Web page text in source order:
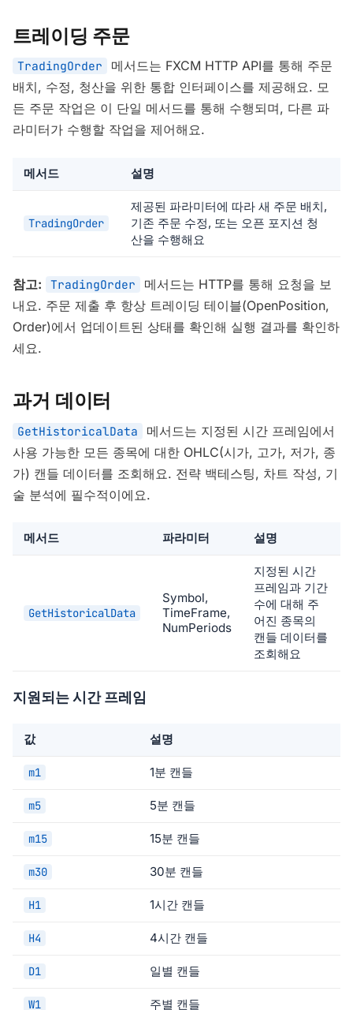
트레이딩 주문
TradingOrder
메서드는 FXCM HTTP API를 통해 주문
배치, 수정, 청산을 위한 통합 인터페이스를 제공해요. 모
든 주문 작업은 이 단일 메서드를 통해 수행되며, 다른 파
라미터가 수행할 작업을 제어해요.
메서드 설명
TradingOrder
제공된 파라미터에 따라 새 주문 배치,
기존 주문 수정, 또는 오픈 포지션 청
산을 수행해요
참고: TradingOrder
메서드는 HTTP를 통해 요청을 보
내요. 주문 제출 후 항상 트레이딩 테이블(OpenPosition,
Order)에서 업데이트된 상태를 확인해 실행 결과를 확인하
세요.
과거 데이터
GetHistoricalData
메서드는 지정된 시간 프레임에서
사용 가능한 모든 종목에 대한 OHLC(시가, 고가, 저가, 종
가) 캔들 데이터를 조회해요. 전략 백테스팅, 차트 작성, 기
술 분석에 필수적이에요.
메서드 파라미터 설명
GetHistoricalData
Symbol,
TimeFrame,
NumPeriods
지정된 시간
프레임과 기간
수에 대해 주
어진 종목의
캔들 데이터를
조회해요
지원되는 시간 프레임
값 설명
m1 1분 캔들
m5 5분 캔들
m15 15분 캔들
m30 30분 캔들
H1 1시간 캔들
H4 4시간 캔들
D1 일별 캔들
W1 주별 캔들